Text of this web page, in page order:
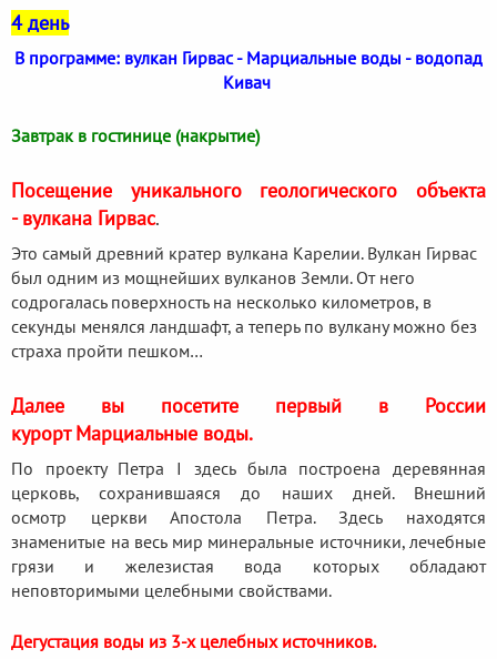
4 день
В программе: вулкан Гирвас - Марциальные воды - водопад
Кивач
Завтрак в гостинице (накрытие)
Посещение уникального геологического объекта
- вулкана Гирвас.
Это самый древний кратер вулкана Карелии. Вулкан Гирвас
был одним из мощнейших вулканов Земли. От него
содрогалась поверхность на несколько километров, в
секунды менялся ландшафт, а теперь по вулкану можно без
страха пройти пешком…
Далее вы посетите первый в России
курорт Марциальные воды.
По проекту Петра I здесь была построена деревянная
церковь, сохранившаяся до наших дней. Внешний
осмотр церкви Апостола Петра. Здесь находятся
знаменитые на весь мир минеральные источники, лечебные
грязи и железистая вода которых обладают
неповторимыми целебными свойствами.
Дегустация воды из 3-х целебных источников.